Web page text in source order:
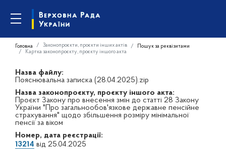
Головна Законопроєкти, проєкти інших актів
Пошук за реквізитами
Картка законопроєкту, проєкту іншого акта
Назва файлу:
Пояснювальна записка (28.04.2025).zip
Назва законопроєкту, проєкту іншого акта:
Проєкт Закону про внесення змін до статті 28 Закону
України "Про загальнообов'язкове державне пенсійне
страхування" щодо збільшення розміру мінімальної
пенсії за віком
Номер, дата реєстрації:
13214 від 25.04.2025